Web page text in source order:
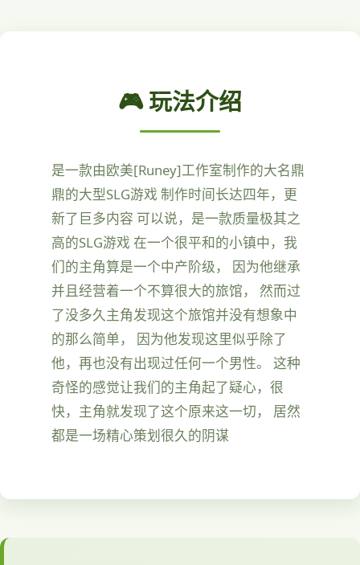
🎮 玩法介绍
是一款由欧美[Runey]工作室制作的大名鼎
鼎的大型SLG游戏 制作时间长达四年，更
新了巨多内容 可以说，是一款质量极其之
高的SLG游戏 在一个很平和的小镇中，我
们的主角算是一个中产阶级， 因为他继承
并且经营着一个不算很大的旅馆， 然而过
了没多久主角发现这个旅馆并没有想象中
的那么简单， 因为他发现这里似乎除了
他，再也没有出现过任何一个男性。 这种
奇怪的感觉让我们的主角起了疑心，很
快，主角就发现了这个原来这一切， 居然
都是一场精心策划很久的阴谋